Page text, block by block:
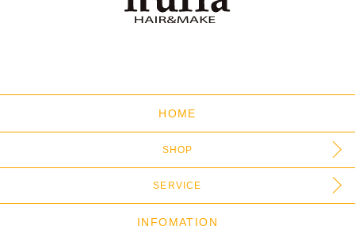
HOME
SHOP
SERVICE
INFOMATION